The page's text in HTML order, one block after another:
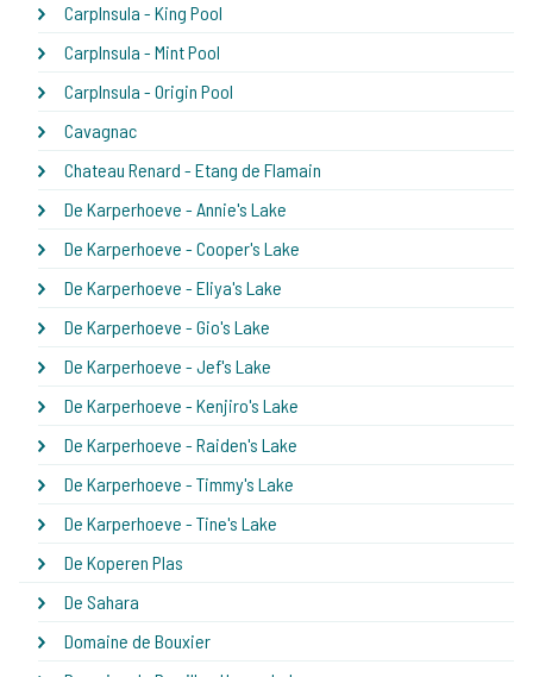
CarpInsula - King Pool
CarpInsula - Mint Pool
CarpInsula - Origin Pool
Cavagnac
Chateau Renard - Etang de Flamain
De Karperhoeve - Annie's Lake
De Karperhoeve - Cooper's Lake
De Karperhoeve - Eliya's Lake
De Karperhoeve - Gio's Lake
De Karperhoeve - Jef's Lake
De Karperhoeve - Kenjiro's Lake
De Karperhoeve - Raiden's Lake
De Karperhoeve - Timmy's Lake
De Karperhoeve - Tine's Lake
De Koperen Plas
De Sahara
Domaine de Bouxier